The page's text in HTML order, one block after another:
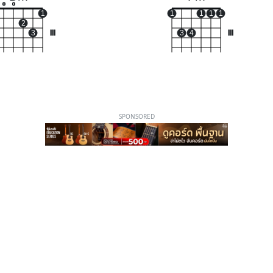
o o
2
3
1 1
3 4
1 1 1
SPONSORED